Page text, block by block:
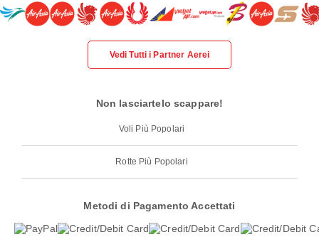
Vedi Tutti i Partner Aerei
Non lasciartelo scappare!
Voli Più Popolari
Rotte Più Popolari
Metodi di Pagamento Accettati